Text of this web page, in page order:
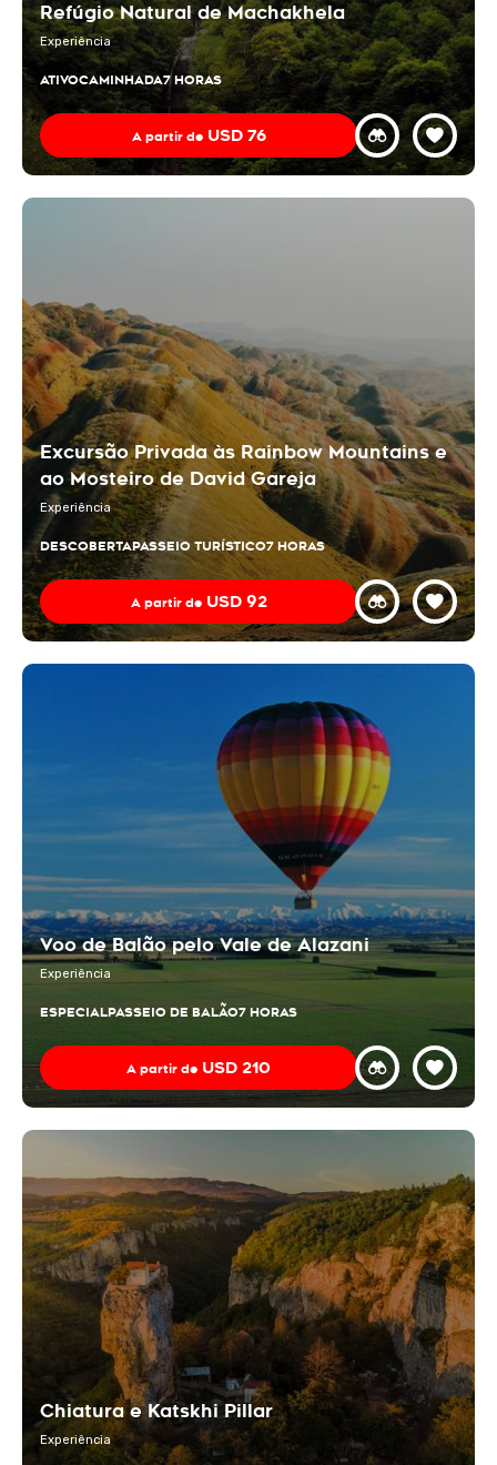
Refúgio Natural de Machakhela
Experiência
ATIVOCAMINHADA7 HORAS
A partir de USD 76
Excursão Privada às Rainbow Mountains e
ao Mosteiro de David Gareja
Experiência
DESCOBERTAPASSEIO TURÍSTICO7 HORAS
A partir de USD 92
Voo de Balão pelo Vale de Alazani
Experiência
ESPECIALPASSEIO DE BALÃO7 HORAS
A partir de USD 210
Chiatura e Katskhi Pillar
Experiência